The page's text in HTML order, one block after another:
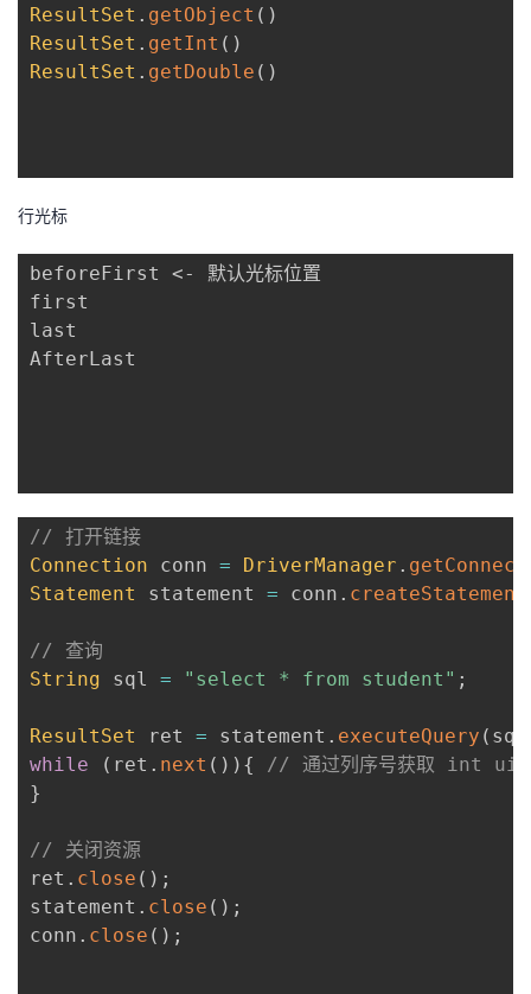
ResultSet . getObject ( )
ResultSet . getInt ( )
ResultSet . getDouble ( )
行光标
beforeFirst <- 默认光标位置
first
last
AfterLast
// 打开链接
Connection conn = DriverManager .
Statement
statement = conn . createStatement
// 查询
String sql = "select * from student" ;
ResultSet ret = statement . executeQuery ( sql
while
( ret . next ( ) ) {
// 通过列序号获取 int
}
// 关闭资源
ret . close ( ) ;
statement . close ( ) ;
conn . close ( ) ;